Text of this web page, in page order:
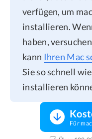
verfügen, um
installieren.
haben,
kann Ihren Mac
Sie so schnell
installieren
Für